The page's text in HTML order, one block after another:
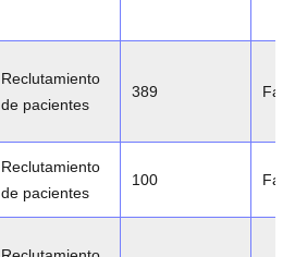
Reclutamiento
de pacientes
389
Reclutamiento
de pacientes
100